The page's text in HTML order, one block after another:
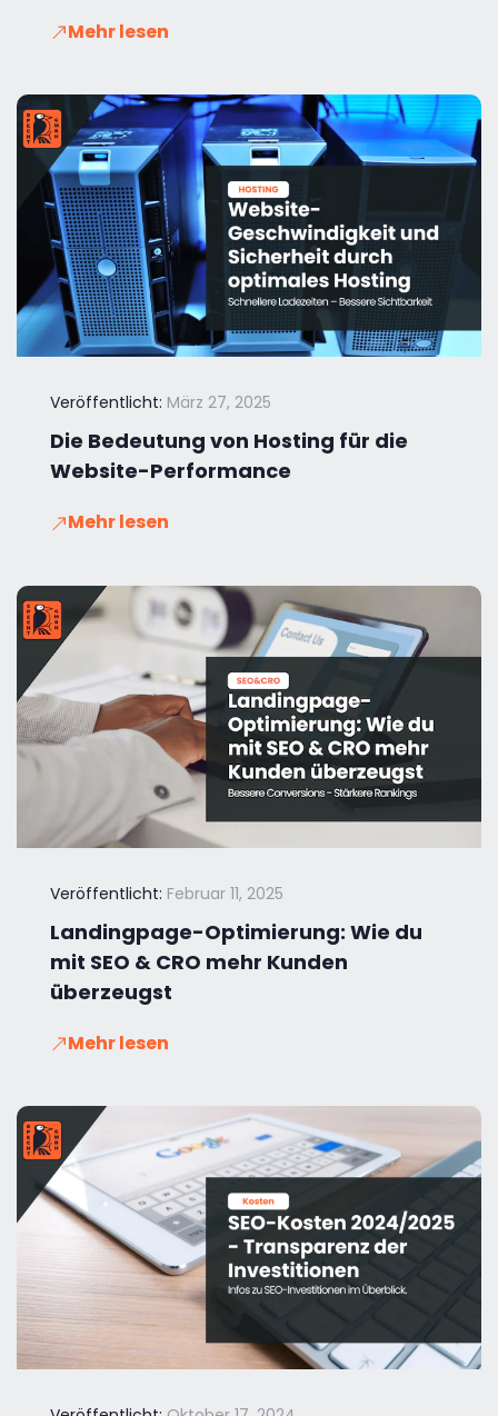
Mehr lesen
Veröffentlicht: März 27, 2025
Die Bedeutung von Hosting für die
Website-Performance
Mehr lesen
Veröffentlicht: Februar 11, 2025
Landingpage-Optimierung: Wie du
mit SEO & CRO mehr Kunden
überzeugst
Mehr lesen